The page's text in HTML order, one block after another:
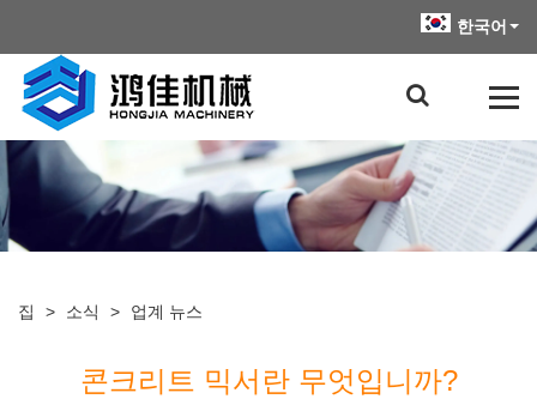
한국어
집 > 소식 > 업계 뉴스
콘크리트 믹서란 무엇입니까?